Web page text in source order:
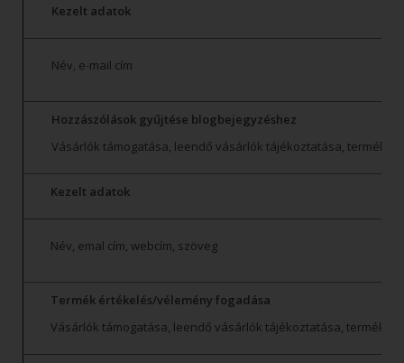
Kezelt adatok
Név, e-mail cím
Hozzászólások gyűjtése blogbejegyzéshez
Vásárlók támogatása, leendő vásárlók tájékoztatása,
Kezelt adatok
Név, emal cím, webcím, szöveg
Termék értékelés/vélemény fogadása
Vásárlók támogatása, leendő vásárlók tájékoztatása,